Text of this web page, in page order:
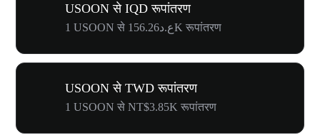
USOON से IQD रूपांतरण
1 USOON से ع.د156.26K रूपांतरण
USOON से TWD रूपांतरण
1 USOON से NT$3.85K रूपांतरण